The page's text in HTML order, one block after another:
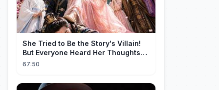
She Tried to Be the Story's Villain!
But Everyone Heard Her Thoughts?
Now Everyone Adores Her~
67:50